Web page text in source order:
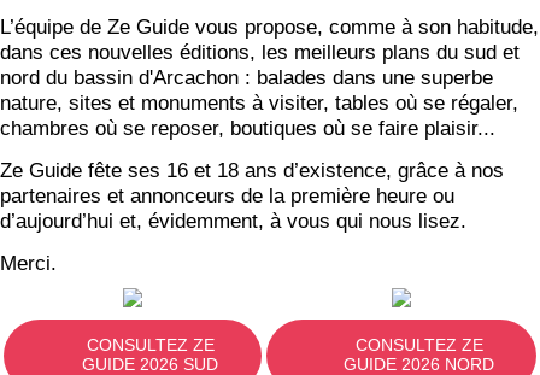
L’équipe de Ze Guide vous propose, comme à son habitude,
dans ces nouvelles éditions, les meilleurs plans du sud et
nord du bassin d'Arcachon : balades dans une superbe
nature, sites et monuments à visiter, tables où se régaler,
chambres où se reposer, boutiques où se faire plaisir...
Ze Guide fête ses 16 et 18 ans d’existence, grâce à nos
partenaires et annonceurs de la première heure ou
d’aujourd’hui et, évidemment, à vous qui nous lisez.
Merci.
CONSULTEZ ZE
GUIDE 2026 SUD
CONSULTEZ ZE
GUIDE 2026 NORD